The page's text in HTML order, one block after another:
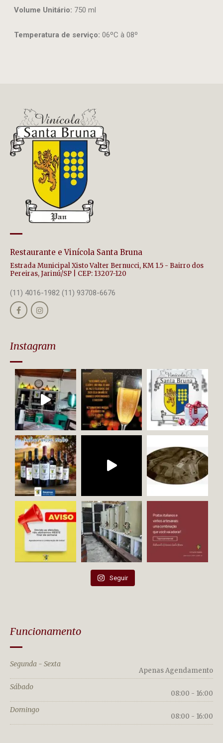
Volume Unitário: 750 ml
Temperatura de serviço: 06ºC à 08º
Restaurante e Vinícola Santa Bruna
Estrada Municipal Xisto Valter Bernucci, KM 1.5 - Bairro dos
Pereiras, Jarinú/SP | CEP: 13207-120
(11) 4016-1982 (11) 93708-6676
Instagram
Seguir
Funcionamento
Segunda - Sexta
Apenas Agendamento
Sábado
08:00 - 16:00
Domingo
08:00 - 16:00